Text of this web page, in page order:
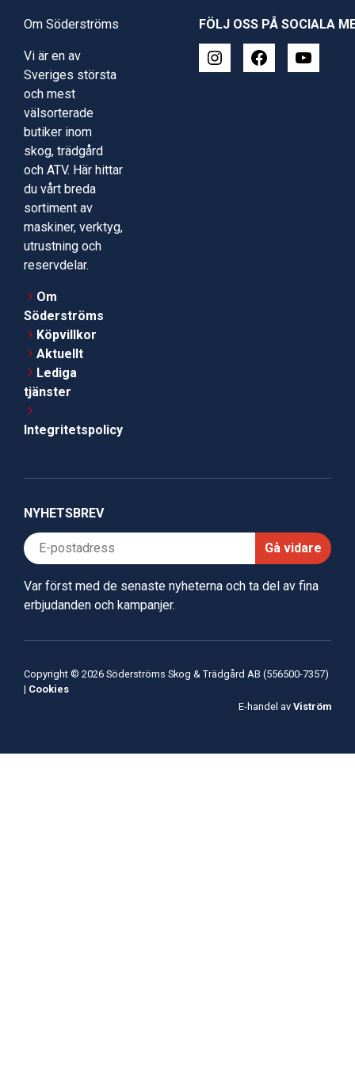
Om Söderströms
Vi är en av
Sveriges största
och mest
välsorterade
butiker inom
skog, trädgård
och ATV. Här hittar
du vårt breda
sortiment av
maskiner, verktyg,
utrustning och
reservdelar.
Om
Söderströms
Köpvillkor
Aktuellt
Lediga
tjänster
Integritetspolicy
FÖLJ OSS PÅ SOCIALA
NYHETSBREV
Gå vidare
Var först med de senaste nyheterna och ta del av fina
erbjudanden och kampanjer.
Copyright © 2026 Söderströms Skog & Trädgård AB (556500-7357)
| Cookies
E-handel av Viström